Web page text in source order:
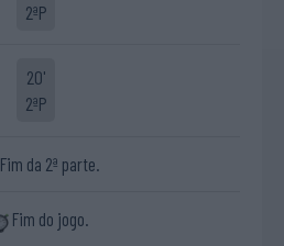
2ªP
20'
2ªP
Fim da 2ª parte.
Fim do jogo.